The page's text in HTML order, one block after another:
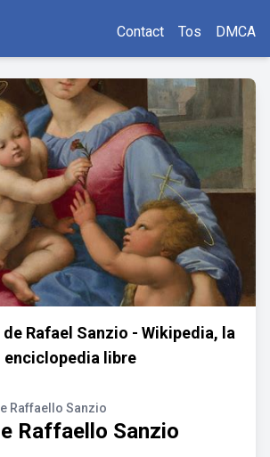
Contact Tos DMCA
Rafael Sanzio - Wikipedia, la
enciclopedia libre
Raffaello Sanzio
Raffaello Sanzio